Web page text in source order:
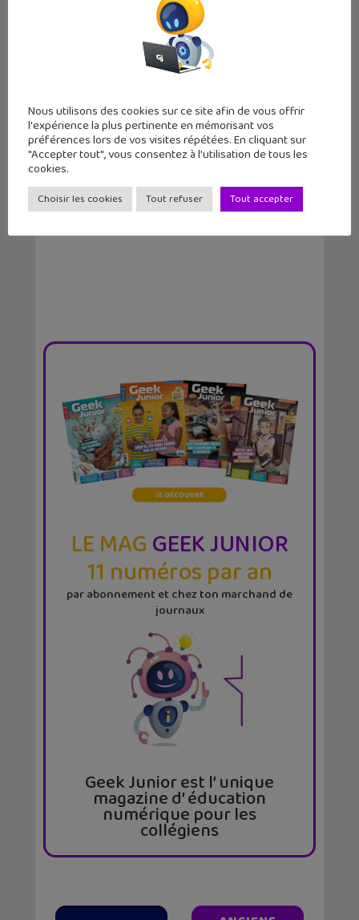
5 bandes dessinées à lire cette
semaine #9 : Flux,...
LE MAGGEEK JUNIOR
11 numéros par an
par abonnement et chez ton marchand de
journaux
Geek Junior est l’ unique
magazine d’ éducation
numérique pour les
collégiens
Nous utilisons des cookies sur ce site afin de vous offrir
l'expérience la plus pertinente en mémorisant vos
préférences lors de vos visites répétées. En cliquant sur
"Accepter tout", vous consentez à l'utilisation de tous les
cookies.
Choisir les cookies Tout refuser Tout accepter